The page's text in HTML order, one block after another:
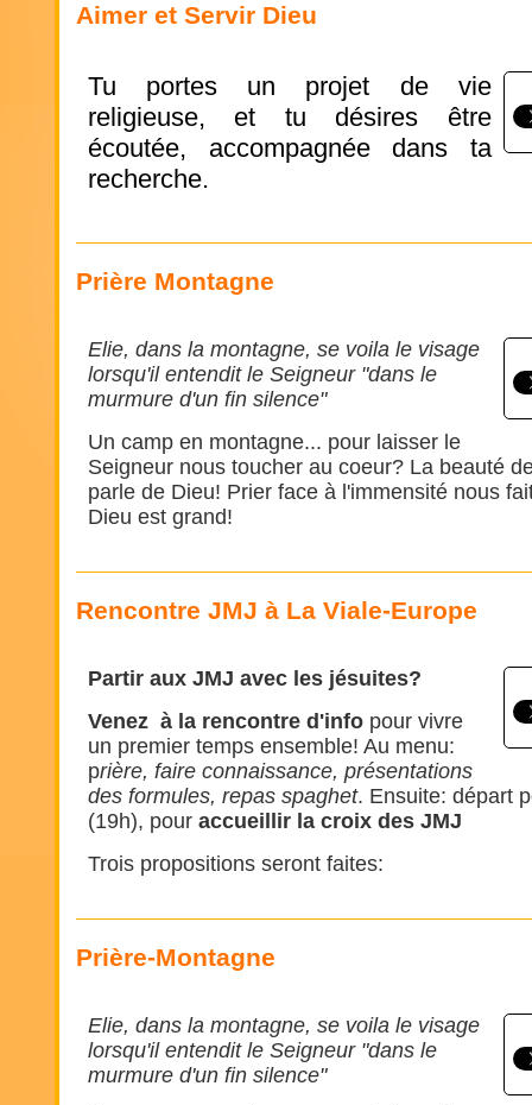
Aimer et Servir Dieu
Tu portes un projet de vie
religieuse, et tu désires être
écoutée, accompagnée dans ta
recherche.
Prière Montagne
Elie, dans la montagne, se voila le visage
lorsqu'il entendit le Seigneur "dans le
murmure d'un fin silence"
Un camp en montagne... pour laisser le
Seigneur nous toucher au coeur? La beauté
parle de Dieu! Prier face à l'immensité nous
Dieu est grand!
Rencontre JMJ à La Viale-Europe
Partir aux JMJ avec les jésuites?
Venez à la rencontre d'info pour vivre
un premier temps ensemble! Au menu:
prière, faire connaissance, présentations
des formules, repas spaghet. Ensuite: départ
(19h), pour accueillir la croix des JMJ
Trois propositions seront faites:
Prière-Montagne
Elie, dans la montagne, se voila le visage
lorsqu'il entendit le Seigneur "dans le
murmure d'un fin silence"